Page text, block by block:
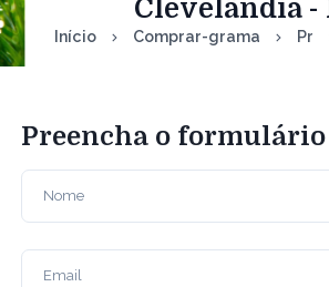
Clevelândia -
Início Comprar-grama Pr
Preencha o